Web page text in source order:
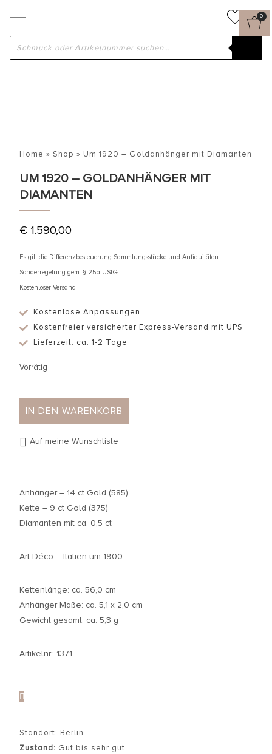
0
Home » Shop » Um 1920 – Goldanhänger mit Diamanten
UM 1920 – GOLDANHÄNGER MIT
DIAMANTEN
€ 1.590,00
Es gilt die Differenzbesteuerung Sammlungsstücke und Antiquitäten
Sonderregelung gem. § 25a UStG
Kostenloser Versand
Kostenlose Anpassungen
Kostenfreier versicherter Express-Versand mit UPS
Lieferzeit: ca. 1-2 Tage
Vorrätig
IN DEN WARENKORB
Auf meine Wunschliste
Anhänger – 14 ct Gold (585)
Kette – 9 ct Gold (375)
Diamanten mit ca. 0,5 ct
Art Déco – Italien um 1900
Kettenlänge: ca. 56,0 cm
Anhänger Maße: ca. 5,1 x 2,0 cm
Gewicht gesamt: ca. 5,3 g
Artikelnr.: 1371
Standort: Berlin
Zustand: Gut bis sehr gut